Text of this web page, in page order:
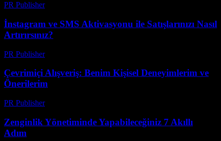
PR Publisher-
İnstagram ve SMS Aktivasyonu ile Satışlarınızı Nasıl
Artırırsınız?
PR Publisher-
Çevrimiçi Alışveriş: Benim Kişisel Deneyimlerim ve
Önerilerim
PR Publisher-
Zenginlik Yönetiminde Yapabileceğiniz 7 Akıllı
Adım